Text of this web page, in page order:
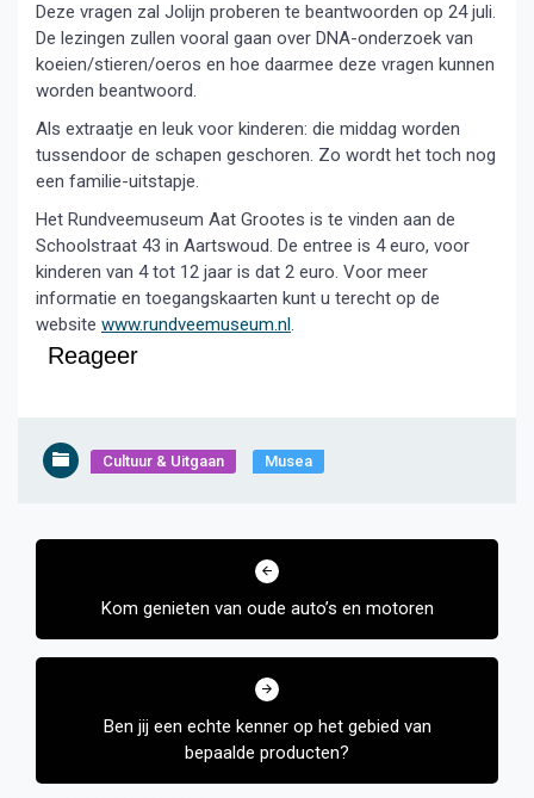
Deze vragen zal Jolijn proberen te beantwoorden op 24 juli.
De lezingen zullen vooral gaan over DNA-onderzoek van
koeien/stieren/oeros en hoe daarmee deze vragen kunnen
worden beantwoord.
Als extraatje en leuk voor kinderen: die middag worden
tussendoor de schapen geschoren. Zo wordt het toch nog
een familie-uitstapje.
Het Rundveemuseum Aat Grootes is te vinden aan de
Schoolstraat 43 in Aartswoud. De entree is 4 euro, voor
kinderen van 4 tot 12 jaar is dat 2 euro. Voor meer
informatie en toegangskaarten kunt u terecht op de
website www.rundveemuseum.nl.
Reageer
Cultuur & Uitgaan Musea
Bericht
Kom genieten van oude auto’s en motoren
Ben jij een echte kenner op het gebied van
bepaalde producten?